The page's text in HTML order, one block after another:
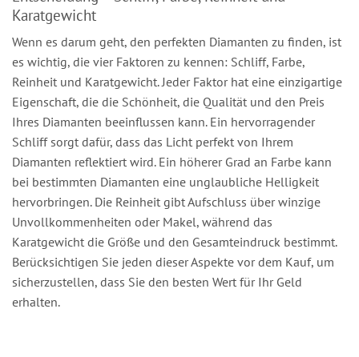
Karatgewicht
Wenn es darum geht, den perfekten Diamanten zu finden, ist
es wichtig, die vier Faktoren zu kennen: Schliff, Farbe,
Reinheit und Karatgewicht. Jeder Faktor hat eine einzigartige
Eigenschaft, die die Schönheit, die Qualität und den Preis
Ihres Diamanten beeinflussen kann. Ein hervorragender
Schliff sorgt dafür, dass das Licht perfekt von Ihrem
Diamanten reflektiert wird. Ein höherer Grad an Farbe kann
bei bestimmten Diamanten eine unglaubliche Helligkeit
hervorbringen. Die Reinheit gibt Aufschluss über winzige
Unvollkommenheiten oder Makel, während das
Karatgewicht die Größe und den Gesamteindruck bestimmt.
Berücksichtigen Sie jeden dieser Aspekte vor dem Kauf, um
sicherzustellen, dass Sie den besten Wert für Ihr Geld
erhalten.